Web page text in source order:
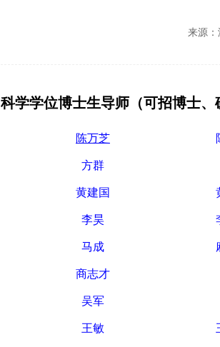
来源
科学学位博士生导师（可招博士、
陈万芝
方群
黄建国
李昊
马成
商志才
吴军
王敏